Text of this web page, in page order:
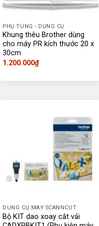
PHỤ TÙNG - DỤNG CỤ
Khung thêu Brother dùng
cho máy PR kích thước 20 x
30cm
1.200.000₫
DUNG CỤ MÁY SCANNCUT
Bộ KIT dao xoay cắt vải